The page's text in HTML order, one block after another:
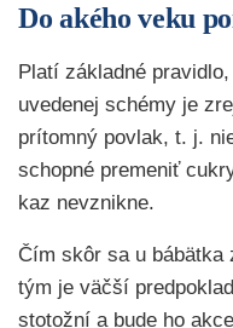
Do akého veku
Platí základné
uvedenej schémy je
prítomný povlak, t. j.
schopné premeniť
kaz nevznikne.
Čím skôr sa u bábätka
tým je väčší
stotožní a bude ho